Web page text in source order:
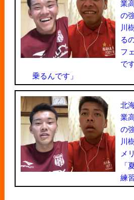
業
の
川
る
フ
で
乗るんです」
北
業
の
川
メ
「
練